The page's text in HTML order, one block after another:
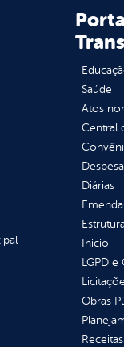
Saúde
Atos
Central
Diárias
Inicio
LGPD
Obras
Receitas